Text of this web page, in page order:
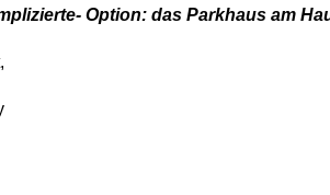
Option: das Parkhaus am